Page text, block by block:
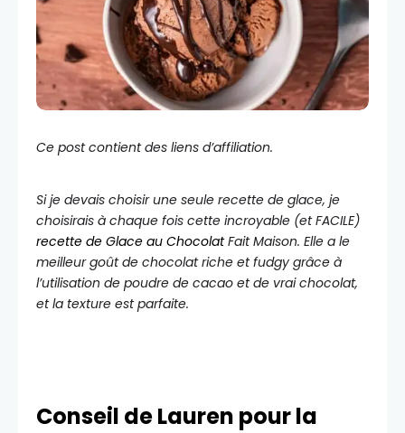
Ce post contient des liens d’affiliation.
Si je devais choisir une seule recette de glace, je
choisirais à chaque fois cette incroyable (et FACILE)
recette de Glace au ChocolatFait Maison. Elle a le
meilleur goût de chocolat riche et fudgy grâce à
l’utilisation de poudre de cacao et de vrai chocolat,
et la texture est parfaite.
Conseil de Lauren pour la